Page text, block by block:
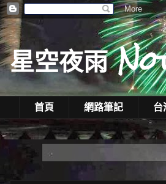
星空夜雨
首頁 網路筆記 台